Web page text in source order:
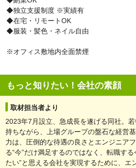
◆独立支援制度 ※実績有
◆在宅・リモートOK
◆服装・髪色・ネイル自由
※オフィス敷地内全面禁煙
もっと知りたい！会社の素顔
取材担当者より
2023年7月設立、急成長を遂げる同社。
持ちながら、上場グループの盤石な経営
力は、圧倒的な待遇の良さとエンジニア
る“今”だけ満足するのではなく、転職す
たい”と思える会社を実現するために、エ